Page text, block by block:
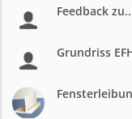
Feedback
Grundriss